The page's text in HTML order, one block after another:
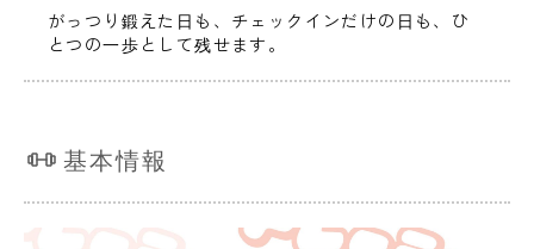
がっつり鍛えた日も、チェックインだけの日も、ひ
とつの一歩として残せます。
基本情報